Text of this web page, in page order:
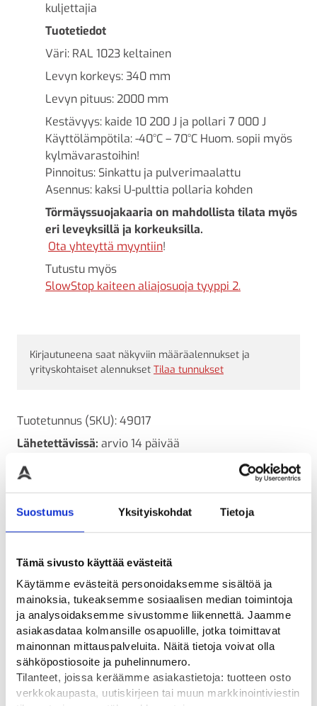
Suostumus Yksityiskohdat Tietoja
Tämä sivusto käyttää evästeitä
Käytämme evästeitä personoidaksemme sisältöä ja
mainoksia, tukeaksemme sosiaalisen median toimintoja
ja analysoidaksemme sivustomme liikennettä. Jaamme
asiakasdataa kolmansille osapuolille, jotka toimittavat
mainonnan mittauspalveluita. Näitä tietoja voivat olla
sähköpostiosoite ja puhelinnumero.
Tilanteet, joissa keräämme asiakastietoja: tuotteen osto
verkkokaupasta, uutiskirjeen tai muun markkinointiviestin
kuljettajia
Tuotetiedot
Väri: RAL 1023 keltainen
Levyn korkeys: 340 mm
Levyn pituus: 2000 mm
Kestävyys: kaide 10 200 J ja pollari 7 000 J
Käyttölämpötila: -40°C – 70°C Huom. sopii myös
kylmävarastoihin!
Pinnoitus: Sinkattu ja pulverimaalattu
Asennus: kaksi U-pulttia pollaria kohden
Törmäyssuojakaaria on mahdollista tilata myös
eri leveyksillä ja korkeuksilla.
Ota yhteyttä myyntiin!
Tutustu myös
SlowStop kaiteen aliajosuoja tyyppi 2.
Kirjautuneena saat näkyviin määräalennukset ja
yrityskohtaiset alennukset Tilaa tunnukset
Tuotetunnus (SKU):49017
Lähetettävissä: arvio 14 päivää
Kysyttävää? Ota yhteyttä
Ladattavat tiedostot
Tutustu myös